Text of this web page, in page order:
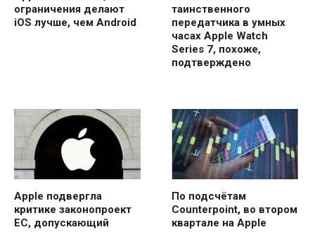
ограничения делают
iOS лучше, чем Android
таинственного
передатчика в умных
часах Apple Watch
Series 7, похоже,
подтверждено
Apple подвергла
критике законопроект
ЕС, допускающий
По подсчётам
Counterpoint, во втором
квартале на Apple